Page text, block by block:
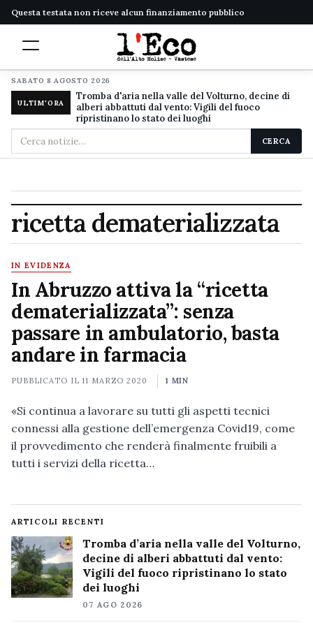
Questa testata non riceve alcun finanziamento pubblico
SABATO 8 AGOSTO 2026
ULTIM'ORA
Tromba d'aria nella valle del Volturno, decine di
alberi abbattuti dal vento: Vigili del fuoco
ripristinano lo stato dei luoghi
Cerca
nel
CERCA
ricetta dematerializzata
IN EVIDENZA
In Abruzzo attiva la “ricetta
dematerializzata”: senza
passare in ambulatorio, basta
andare in farmacia
PUBBLICATO IL11 MARZO 2020 1 MIN
«Si continua a lavorare su tutti gli aspetti tecnici
connessi alla gestione dell’emergenza Covid19, come
il provvedimento che renderà finalmente fruibili a
tutti i servizi della ricetta…
ARTICOLI RECENTI
Tromba d’aria nella valle del Volturno,
decine di alberi abbattuti dal vento:
Vigili del fuoco ripristinano lo stato
dei luoghi
07 AGO 2026